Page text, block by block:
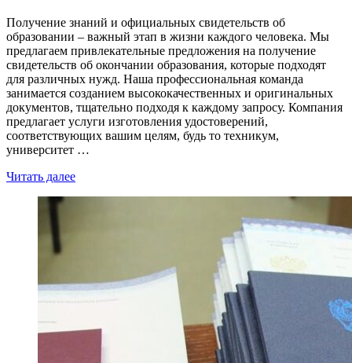
Получение знаний и официальных свидетельств об
образовании – важный этап в жизни каждого человека. Мы
предлагаем привлекательные предложения на получение
свидетельств об окончании образования, которые подходят
для различных нужд. Наша профессиональная команда
занимается созданием высококачественных и оригинальных
документов, тщательно подходя к каждому запросу. Компания
предлагает услуги изготовления удостоверений,
соответствующих вашим целям, будь то техникум,
университет …
Читать далее